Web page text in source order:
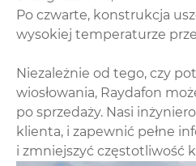
Po czwarte, konstrukcja
wysokiej temperaturze
Niezależnie od tego, czy
wiosłowania, Raydafon
po sprzedaży. Nasi
klienta, i zapewnić pełne
i zmniejszyć częstotliwość